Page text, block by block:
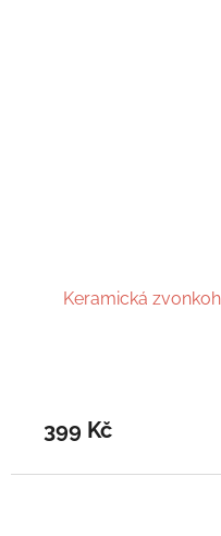
Keramická
399 Kč